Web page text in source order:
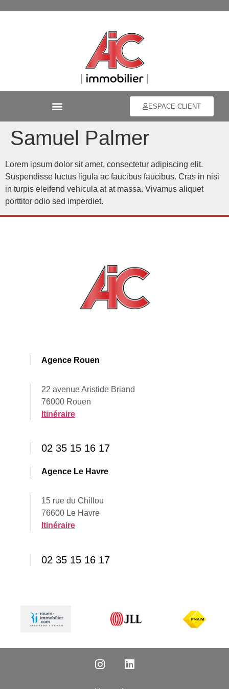
ESPACE CLIENT
Samuel Palmer
Lorem ipsum dolor sit amet, consectetur adipiscing elit.
Suspendisse luctus ligula ac faucibus faucibus. Cras in nisi
in turpis eleifend vehicula at at massa. Vivamus aliquet
porttitor odio sed imperdiet.
Agence Rouen
22 avenue Aristide Briand
76000 Rouen
Itinéraire
02 35 15 16 17
Agence Le Havre
15 rue du Chillou
76600 Le Havre
Itinéraire
02 35 15 16 17